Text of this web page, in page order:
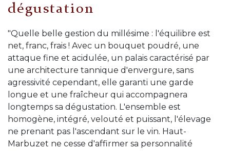
dégustation
"Quelle belle gestion du millésime : l'équilibre est
net, franc, frais ! Avec un bouquet poudré, une
attaque fine et acidulée, un palais caractérisé par
une architecture tannique d'envergure, sans
agressivité cependant, elle garanti une garde
longue et une fraîcheur qui accompagnera
longtemps sa dégustation. L'ensemble est
homogène, intégré, velouté et puissant, l'élevage
ne prenant pas l'ascendant sur le vin. Haut-
Marbuzet ne cesse d'affirmer sa personnalité